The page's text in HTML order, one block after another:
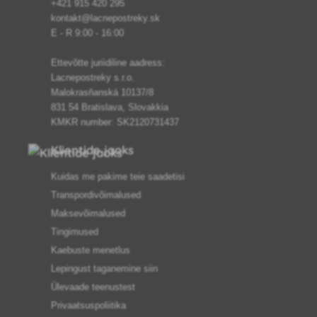
+421 915 420 295
kontakt@lacnepostreky.sk
E - R 9:00 - 16:00
Ettevõtte juriidiline aadress:
Lacnepostreky s.r.o.
Malokrasňanská 10137/8
831 54 Bratislava, Slovakkia
KMKR number: SK2120731437
Klientide jaoks
Kuidas me pakime teie saadetisi
Transpordivõimalused
Maksevõimalused
Tingimused
Kaebuste menetlus
Lepingust taganemine siin
Ülevaade teenustest
Privaatsuspoliitika